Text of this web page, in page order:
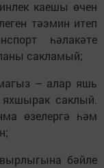
каешы өчен
тәэмин итеп
һәлакәте
сакламый;
– алар яшь
саклый.
өзелергә һәм
бәйле